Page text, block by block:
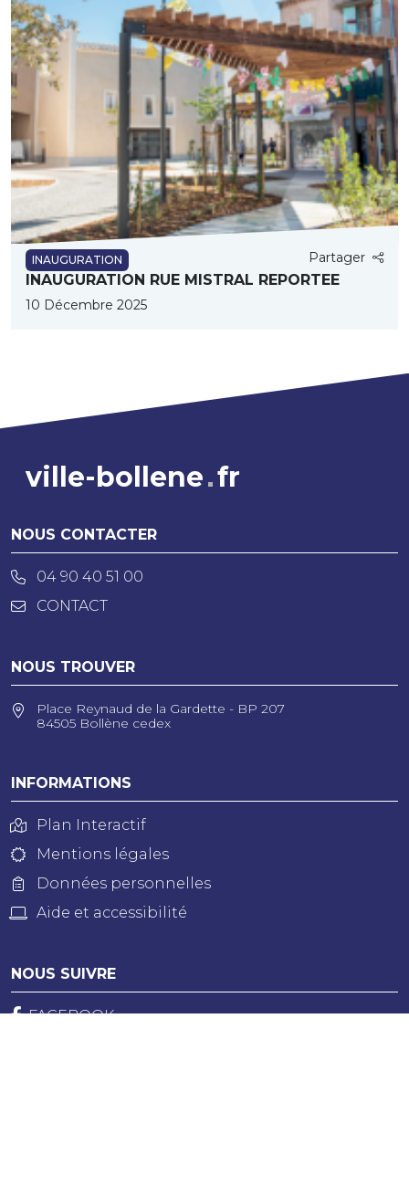
INAUGURATION Partager
INAUGURATION RUE MISTRAL REPORTEE
10 Décembre 2025
ville-bollene fr
NOUS CONTACTER
04 90 40 51 00
CONTACT
NOUS TROUVER
Place Reynaud de la Gardette - BP 207
84505 Bollène cedex
INFORMATIONS
Plan Interactif
Mentions légales
Données personnelles
Aide et accessibilité
NOUS SUIVRE
FACEBOOK